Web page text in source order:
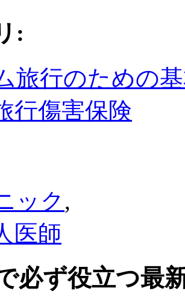
:
旅行のための
行傷害保険
ック ,
医師
必ず役立つ最